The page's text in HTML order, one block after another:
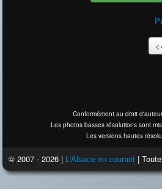
Conformément au droit
Les photos basses résolutions sont
Les versions hautes
© 2007 - 2026 | L'Alsace en courant |